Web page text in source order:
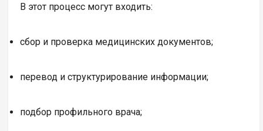
В этот процесс могут входить:
сбор и проверка медицинских документов;
перевод и структурирование информации;
подбор профильного врача;